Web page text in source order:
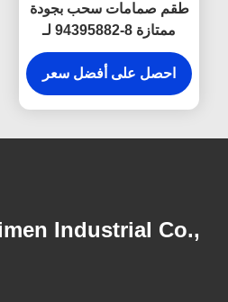
طقم صمامات سحب بجودة
ممتازة 8-94395882 لـ
ISUZU 700P، صندوق من
4 قطع، مصمم للأداء
والمتانة
احصل على أفضل سعر
Industrial Co.,